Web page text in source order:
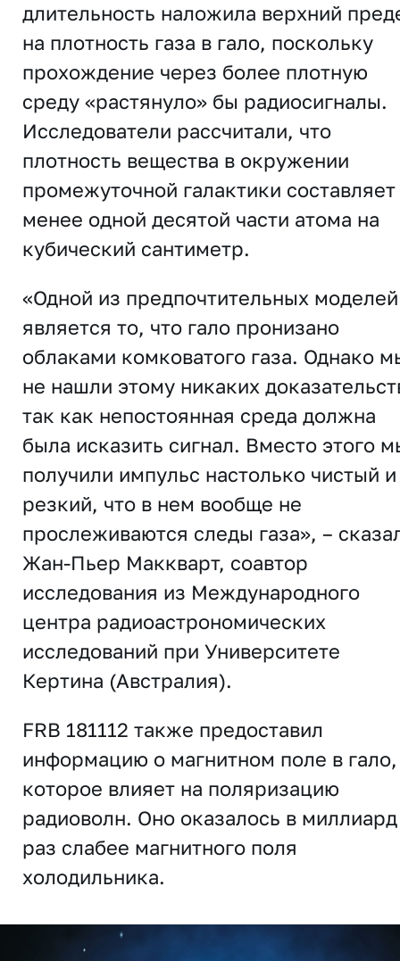
длительность наложила верхний
на плотность газа в гало, поскольку
прохождение через более плотную
среду «растянуло» бы радиосигналы.
Исследователи рассчитали, что
плотность вещества в окружении
промежуточной галактики составляет
менее одной десятой части атома на
кубический сантиметр.
«Одной из предпочтительных моделей
является то, что гало пронизано
облаками комковатого газа. Однако
не нашли этому никаких
так как непостоянная среда должна
была исказить сигнал. Вместо этого
получили импульс настолько чистый и
резкий, что в нем вообще не
прослеживаются следы газа», –
Жан-Пьер Маккварт, соавтор
исследования из Международного
центра радиоастрономических
исследований при Университете
Кертина (Австралия).
FRB 181112 также предоставил
информацию о магнитном поле в гало,
которое влияет на поляризацию
радиоволн. Оно оказалось в миллиард
раз слабее магнитного поля
холодильника.